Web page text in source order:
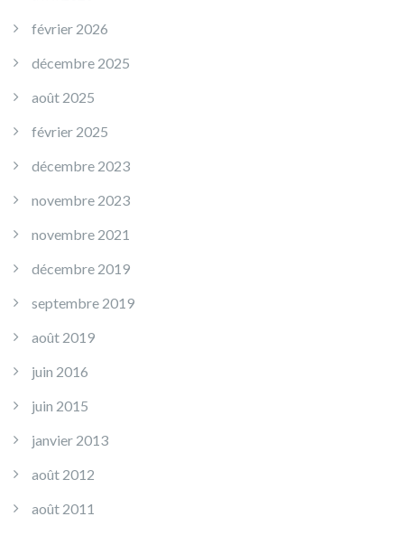
février 2026
décembre 2025
août 2025
février 2025
décembre 2023
novembre 2023
novembre 2021
décembre 2019
septembre 2019
août 2019
juin 2016
juin 2015
janvier 2013
août 2012
août 2011